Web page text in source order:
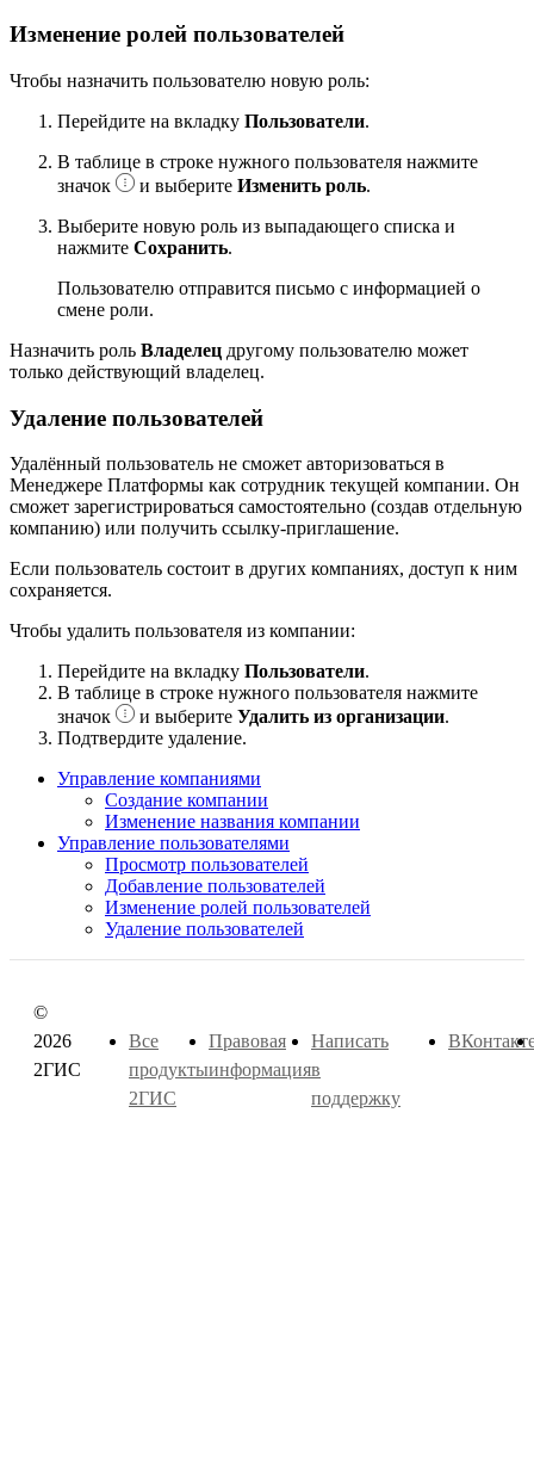
Изменение ролей пользователей
Чтобы назначить пользователю новую роль:
Перейдите на вкладку Пользователи.
В таблице в строке нужного пользователя нажмите
значок
и выберите Изменить роль.
Выберите новую роль из выпадающего списка и
нажмите Сохранить.
Пользователю отправится письмо с информацией о
смене роли.
Назначить роль Владелец другому пользователю может
только действующий владелец.
Удаление пользователей
Удалённый пользователь не сможет авторизоваться в
Менеджере Платформы как сотрудник текущей компании. Он
сможет зарегистрироваться самостоятельно (создав отдельную
компанию) или получить ссылку-приглашение.
Если пользователь состоит в других компаниях, доступ к ним
сохраняется.
Чтобы удалить пользователя из компании:
Перейдите на вкладку Пользователи.
В таблице в строке нужного пользователя нажмите
значок
и выберите Удалить из организации.
Подтвердите удаление.
Управление компаниями
Создание компании
Изменение названия компании
Управление пользователями
Просмотр пользователей
Добавление пользователей
Изменение ролей пользователей
Удаление пользователей
©
2026
2ГИС
Все
продукты
2ГИС
Правовая
информация
Написать
в
поддержку